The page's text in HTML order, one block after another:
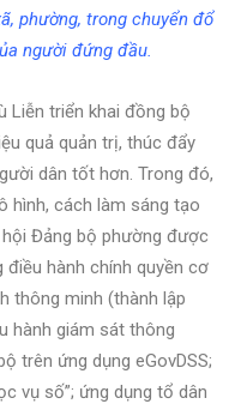
phường, trong chuyển đổ
người đứng đầu.
Liễn triển khai đồng bộ
quả quản trị, thúc đẩy
dân tốt hơn. Trong đó,
hình, cách làm sáng tạo
Đảng bộ phường được
hành chính quyền cơ
thông minh (thành lập
hành giám sát thông
trên ứng dụng eGovDSS;
vụ số”; ứng dụng tổ dân